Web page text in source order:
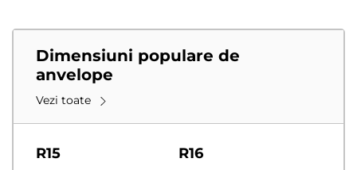
Dimensiuni populare de
anvelope
Vezi toate
R15 R16